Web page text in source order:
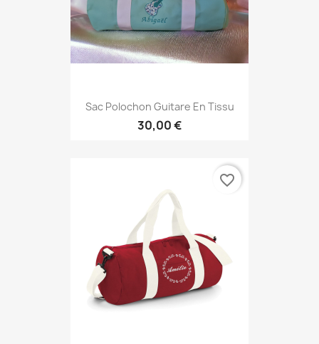
Sac Polochon Guitare En Tissu
30,00 €
favorite_border